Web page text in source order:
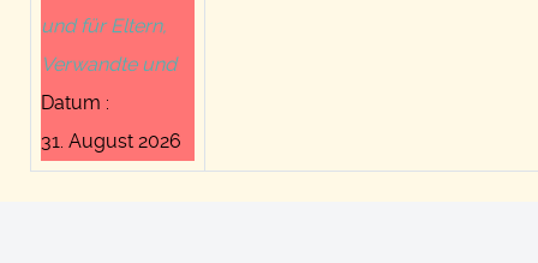
und für Eltern,
Verwandte und
Datum :
31. August 2026